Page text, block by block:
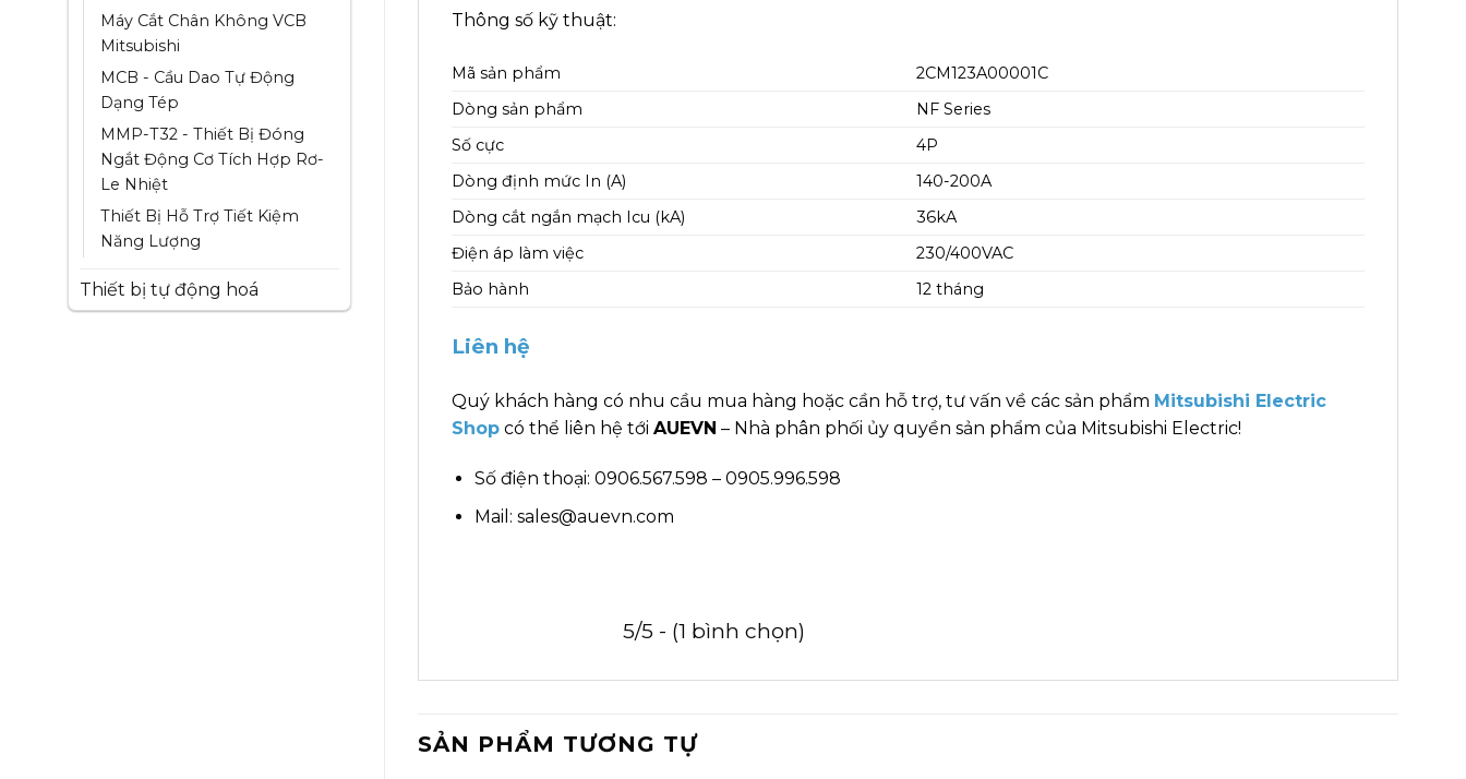
Máy Cắt Chân Không VCB
Mitsubishi
MCB - Cầu Dao Tự Động
Dạng Tép
MMP-T32 - Thiết Bị Đóng
Ngắt Động Cơ Tích Hợp Rơ-
Le Nhiệt
Thiết Bị Hỗ Trợ Tiết Kiệm
Năng Lượng
Thiết bị tự động hoá
Thông số kỹ thuật:
Mã sản phẩm
2CM123A00001C
Dòng sản phẩm
NF Series
Số cực
4P
Dòng định mức In (A)
140-200A
Dòng cắt ngắn mạch Icu (kA)
36kA
Điện áp làm việc
230/400VAC
Bảo hành
12 tháng
Liên hệ
Quý khách hàng có nhu cầu mua hàng hoặc cần hỗ trợ, tư vấn về các sản phẩm Mitsubishi Electric
Shop có thể liên hệ tới AUEVN – Nhà phân phối ủy quyền sản phẩm của Mitsubishi Electric!
Số điện thoại: 0906.567.598 – 0905.996.598
Mail: sales@auevn.com
5/5 - (1 bình chọn)
SẢN PHẨM TƯƠNG TỰ